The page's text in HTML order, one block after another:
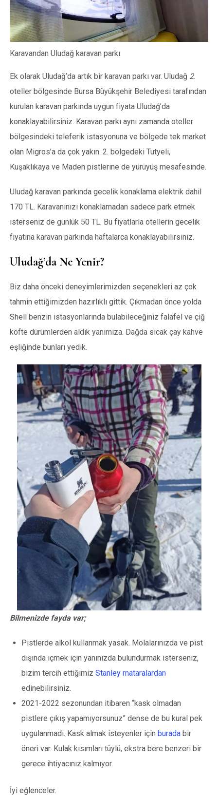
Karavandan Uludağ karavan parkı
Ek olarak Uludağ’da artık bir karavan parkı var. Uludağ 2.
oteller bölgesinde Bursa Büyükşehir Belediyesi tarafından
kurulan karavan parkında uygun fiyata Uludağ’da
konaklayabilirsiniz. Karavan parkı aynı zamanda oteller
bölgesindeki teleferik istasyonuna ve bölgede tek market
olan Migros’a da çok yakın. 2. bölgedeki Tutyeli,
Kuşaklıkaya ve Maden pistlerine de yürüyüş mesafesinde.
Uludağ karavan parkında gecelik konaklama elektrik dahil
170 TL. Karavanınızı konaklamadan sadece park etmek
isterseniz de günlük 50 TL. Bu fiyatlarla otellerin gecelik
fiyatına karavan parkında haftalarca konaklayabilirsiniz.
Uludağ’da Ne Yenir?
Biz daha önceki deneyimlerimizden seçenekleri az çok
tahmin ettiğimizden hazırlıklı gittik. Çıkmadan önce yolda
Shell benzin istasyonlarında bulabileceğiniz falafel ve çiğ
köfte dürümlerden aldık yanımıza. Dağda sıcak çay kahve
eşliğinde bunları yedik.
Bilmenizde fayda var;
Pistlerde alkol kullanmak yasak. Molalarınızda ve pist
dışında içmek için yanınızda bulundurmak isterseniz,
bizim tercih ettiğimiz Stanley mataralardan
edinebilirsiniz.
2021-2022 sezonundan itibaren “kask olmadan
pistlere çıkış yapamıyorsunuz” dense de bu kural pek
uygulanmadı. Kask almak isteyenler için burada bir
öneri var. Kulak kısımları tüylü, ekstra bere benzeri bir
gerece ihtiyacınız kalmıyor.
İyi eğlenceler.